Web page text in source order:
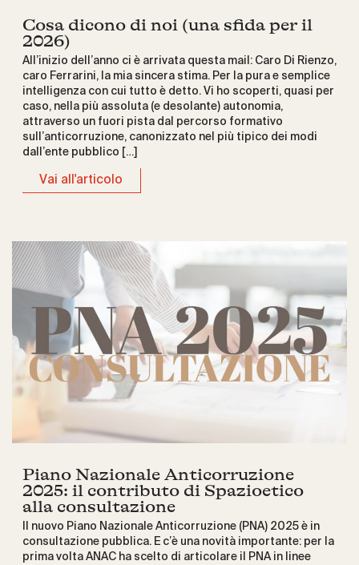
Cosa dicono di noi (una sfida per il
2026)
All’inizio dell’anno ci è arrivata questa mail: Caro Di Rienzo,
caro Ferrarini, la mia sincera stima. Per la pura e semplice
intelligenza con cui tutto è detto. Vi ho scoperti, quasi per
caso, nella più assoluta (e desolante) autonomia,
attraverso un fuori pista dal percorso formativo
sull’anticorruzione, canonizzato nel più tipico dei modi
dall’ente pubblico […]
Vai all'articolo
Piano Nazionale Anticorruzione
2025: il contributo di Spazioetico
alla consultazione
Il nuovo Piano Nazionale Anticorruzione (PNA) 2025 è in
consultazione pubblica. E c’è una novità importante: per la
prima volta ANAC ha scelto di articolare il PNA in linee